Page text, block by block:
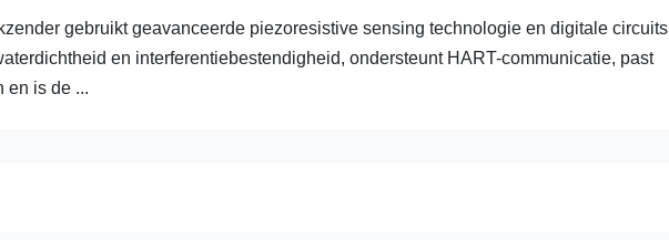
gebruikt geavanceerde piezoresistive sensing technologie en digitale circuits
en interferentiebestendigheid, ondersteunt HART-communicatie, past
en is de ...